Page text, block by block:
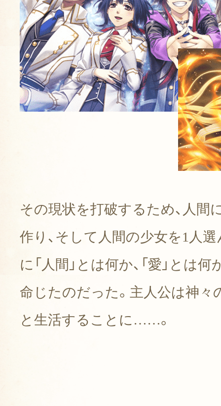
その現状を打破するため、人間
作り、 そして人間の少女を1人選
に「人間」とは何か、 「愛」とは
命じたのだった。 主人公は神々
と生活することに……。
とまどいながらも、与えられた
個性豊かな神々と共に生活す